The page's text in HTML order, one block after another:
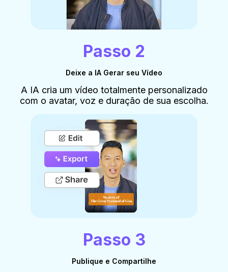
Passo 2
Deixe a IA Gerar seu Vídeo
A IA cria um vídeo totalmente personalizado
com o avatar, voz e duração de sua escolha.
Passo 3
Publique e Compartilhe